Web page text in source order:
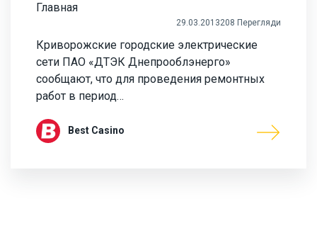
Главная
29.03.2013208 Перегляди
Криворожские городские электрические
сети ПАО «ДТЭК Днепрооблэнерго»
сообщают, что для проведения ремонтных
работ в период…
Best Casino